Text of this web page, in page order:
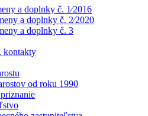
a doplnky č. 1⁄2016
a doplnky č. 2⁄2020
a doplnky č. 3
kontakty
od roku 1990